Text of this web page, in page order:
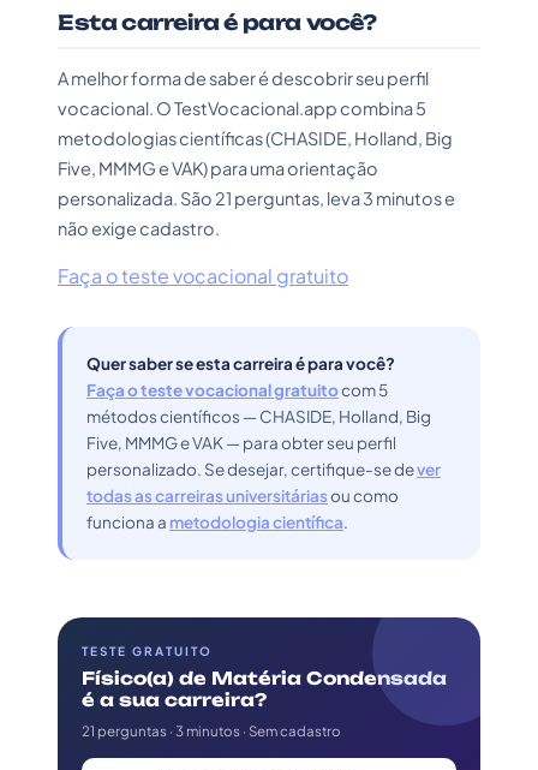
Esta carreira é para você?
A melhor forma de saber é descobrir seu perfil
vocacional. O TestVocacional.app combina 5
metodologias científicas (CHASIDE, Holland, Big
Five, MMMG e VAK) para uma orientação
personalizada. São 21 perguntas, leva 3 minutos e
não exige cadastro.
Faça o teste vocacional gratuito
Quer saber se esta carreira é para você?
Faça o teste vocacional gratuitocom 5
métodos científicos — CHASIDE, Holland, Big
Five, MMMG e VAK — para obter seu perfil
personalizado. Se desejar, certifique-se dever
todas as carreiras universitáriasou como
funciona a metodologia científica.
TESTE GRATUITO
Físico(a) de Matéria Condensada
é a sua carreira?
21 perguntas · 3 minutos · Sem cadastro